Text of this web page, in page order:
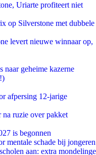
Uriarte profiteert niet
op Silverstone met dubbele
levert nieuwe winnaar op,
geheime kazerne
afpersing 12-jarige
na ruzie over pakket
is begonnen
mentale schade bij jongeren
aan: extra mondelinge